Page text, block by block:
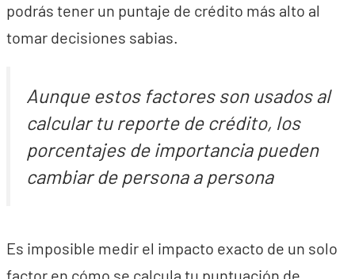
podrás tener un puntaje de crédito más alto al
tomar decisiones sabias.
Aunque estos factores son usados al
calcular tu reporte de crédito, los
porcentajes de importancia pueden
cambiar de persona a persona
Es imposible medir el impacto exacto de un solo